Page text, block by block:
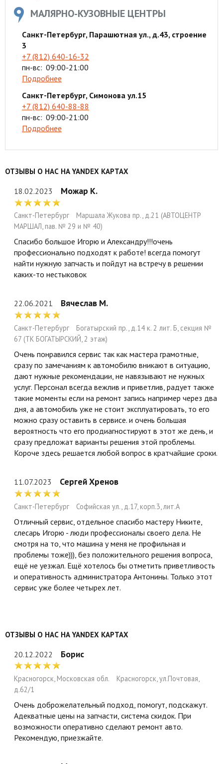
МАЛЯРНО-КУЗОВНЫЕ ЦЕНТРЫ
Санкт-Петербург, Парашютная ул., д.43, строение
3
+7 (812) 640-16-32
пн-вс: 09:00-21:00
Подробнее
Санкт-Петербург, Симонова ул.15
+7 (812) 640-88-88
пн-вс: 09:00-21:00
Подробнее
ОТЗЫВЫ О НАС НА YANDEX КАРТАХ
18.02.2023 Можар К.
Санкт-Петербург
Маршала Жукова пр., д.21 (АВТОЦЕНТР
МАРШАЛ, пав. № 29 и № 40)
Спасибо большое Игорю и Александру!!!очень
профессионально подходят к работе! всегда помогут
найти нужную запчасть и пойдут на встречу в решении
каких-то нестыковок
22.06.2021 Вячеслав М.
Санкт-Петербург
Богатырский пр., д.14 к. 2 лит. Б, секция №
67 (ТК БОГАТЫРСКИЙ, 2 этаж)
Очень понравился сервис так как мастера грамотные,
сразу по замечаниям к автомобилю вникают в ситуацию,
дают нужные рекомендации, не навязывают не нужных
услуг. Персонал всегда вежлив и приветлив, радует также
такие моменты если на ремонт запись например через два
дня, а автомобиль уже не стоит эксплуатировать, то его
можно сразу оставить в сервисе. и очень большая
вероятность что его продиагностируют в этот же день, и
сразу предложат варианты решения этой проблемы.
Короче здесь решается любой вопрос в кратчайшие сроки.
11.07.2023 Сергей Хренов
Санкт-Петербург Софийская ул., д.17, корп.3, лит.А
Отличный сервис, отдельное спасибо мастеру Никите,
слесарь Игорю - люди профессионалы своего дела. Не
смотря на то, что машина у меня не профильная и
проблемы тоже))), без положительного решения вопроса,
ещё не уезжал. Ещё хотелось бы отметить приветливость
и оперативность администратора Антонины. Только этот
сервис уже более четырех лет.
ОТЗЫВЫ О НАС НА YANDEX КАРТАХ
20.12.2022 Борис
Красногорск, Московская обл.
Красногорск, ул.Почтовая,
д.62/1
Очень доброжелательный подход, помогут, подскажут.
Адекватные цены на запчасти, система скидок. При
возможности оперативно сделают ремонт авто.
Рекомендую, приезжайте.